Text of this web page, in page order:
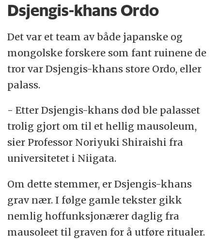
blant historiens største. Han ga det veldige
mongolske verdensrike en fast organisasjon
med et effektivt embetsverk og en felles lov
(Dsjasag).
I religiøse og politiske spørsmål kunne han
være tolerant, men hans herjinger og terror i
krig ble legendariske. Typisk var det å
plyndre og rasere byene han erobret, og
dessuten massakrere berfolkningen. Senere
fant han ut at det kunne være mer å tjene på
å la folk leve under mongolsk styre, og
brukte terror mer kalkulert.
Dsjengis-khans Ordo
Det var et team av både japanske og
mongolske forskere som fant ruinene de
tror var Dsjengis-khans store Ordo, eller
palass.
- Etter Dsjengis-khans død ble palasset
trolig gjort om til et hellig mausoleum,
sier Professor Noriyuki Shiraishi fra
universitetet i Niigata.
Om dette stemmer, er Dsjengis-khans
grav nær. I følge gamle tekster gikk
nemlig hoffunksjonærer daglig fra
mausoleet til graven for å utføre ritualer.